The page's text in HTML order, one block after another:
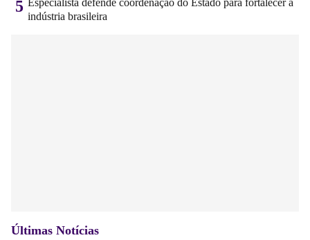
5
indústria brasileira
Últimas Notícias